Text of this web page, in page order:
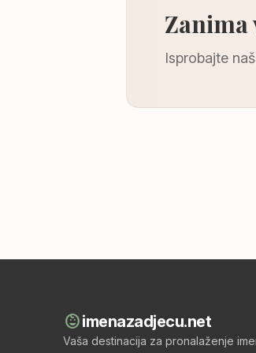
Zanima
Isprobajte
child_careimenazadjecu.net
Vaša destinacija za pronalaženje